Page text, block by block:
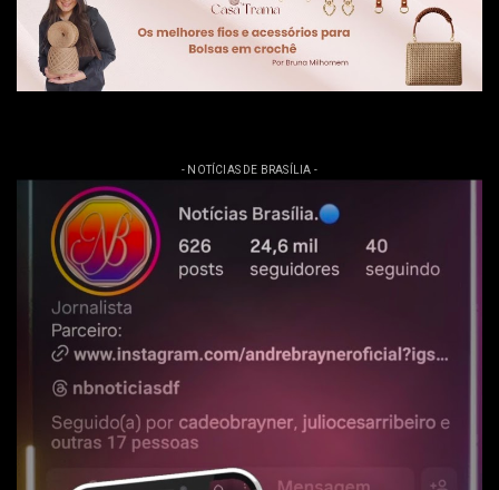
- NOTÍCIAS DE BRASÍLIA -